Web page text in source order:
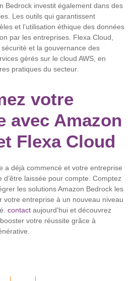
Bedrock investit également dans des
Les outils qui garantissent
et l’utilisation éthique des données
par les entreprises. Flexa Cloud,
et la gouvernance des
gérés sur le cloud AWS, en
pratiques du secteur.
votre
avec Amazon
Flexa Cloud
a déjà commencé et votre entreprise
laissée pour compte. Comptez
les solutions Amazon Bedrock les
votre entreprise à un nouveau niveau
contactaujourd'hui et découvrez
votre réussite grâce à